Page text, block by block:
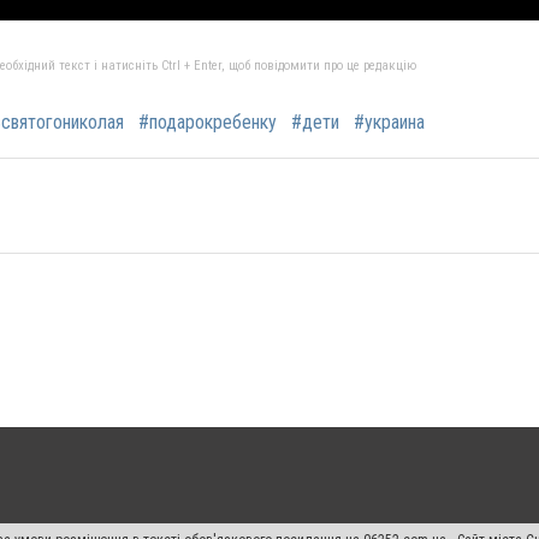
текст і натисніть Ctrl + Enter, щоб повідомити про це редакцію
#подарокребенку #дети #украина